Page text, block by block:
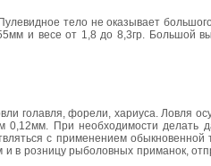
тело не оказывает
и весе от 1,8 до 8,3гр. Большой
голавля, форели, хариуса. Ловля
0,12мм. При необходимости делать
с применением обыкновенной
в розницу рыболовных приманок,